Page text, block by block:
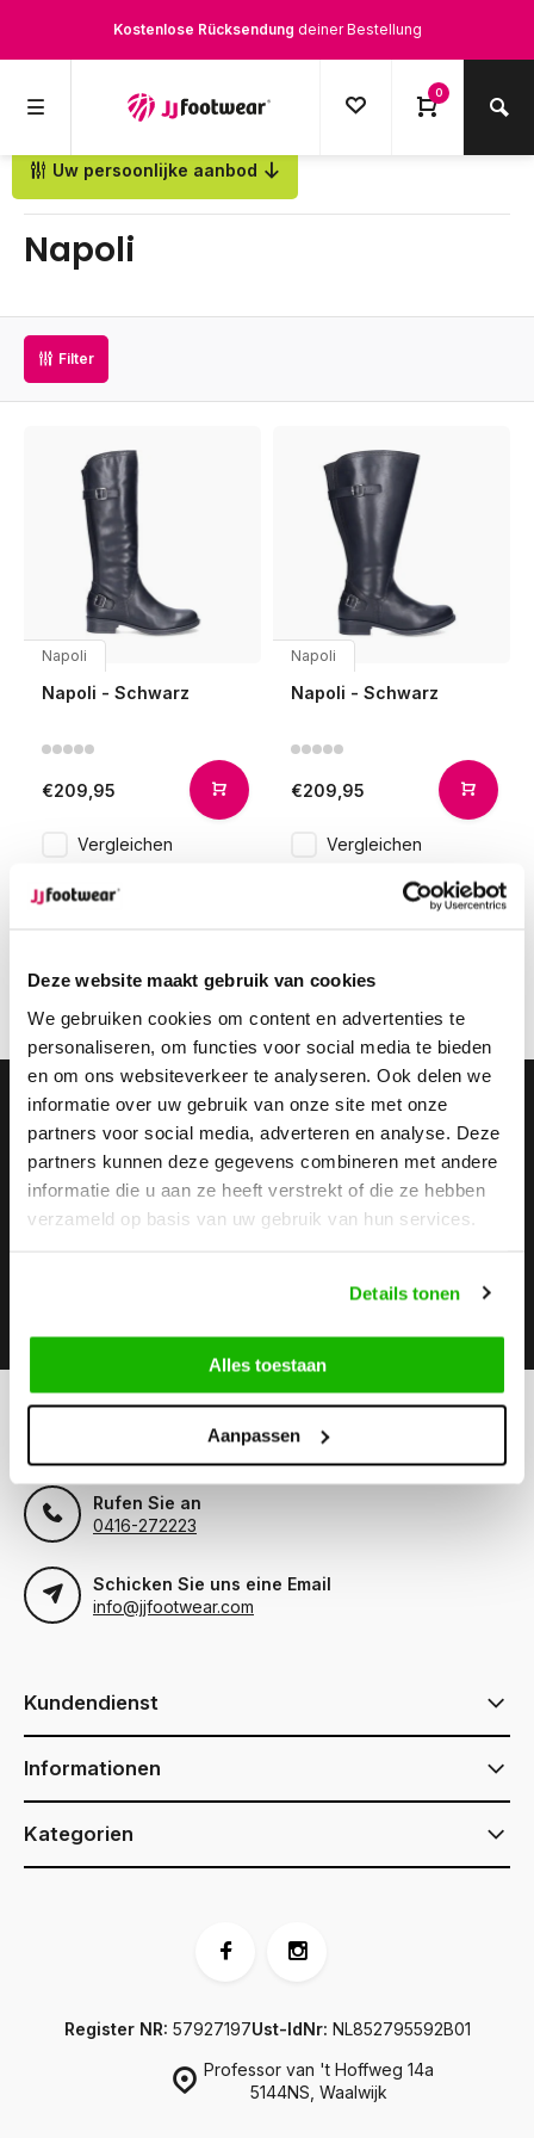
Deze website maakt gebruik van cookies
We gebruiken cookies om content en advertenties te
personaliseren, om functies voor social media te bieden
en om ons websiteverkeer te analyseren. Ook delen we
informatie over uw gebruik van onze site met onze
partners voor social media, adverteren en analyse. Deze
partners kunnen deze gegevens combineren met andere
informatie die u aan ze heeft verstrekt of die ze hebben
verzameld op basis van uw gebruik van hun services.
Details tonen
Alles toestaan
Aanpassen
Kostenlose Rücksendung deiner Bestellung
0
Uw persoonlijke aanbod
Napoli
Filter
Napoli
Napoli - Schwarz
€209,95
Vergleichen
Napoli
Napoli - Schwarz
€209,95
Vergleichen
Seite 1 von 1
Stay up to date
Abonnieren Sie unseren Newsletter, um auf dem neuesten
Stand zu bleiben.
Kundendienst:
besuchszeiten
Rufen Sie an
0416-272223
Schicken Sie uns eine Email
info@jjfootwear.com
Kundendienst
Informationen
Kategorien
Professor van 't Hoffweg 14a
5144NS, Waalwijk
Register NR: 57927197Ust-IdNr: NL852795592B01